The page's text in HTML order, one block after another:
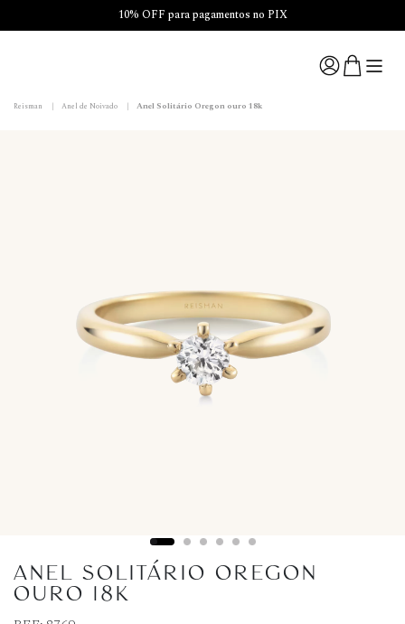
10% OFF para pagamentos no PIX
Reisman | Anel de Noivado | Anel Solitário Oregon ouro 18k
ANEL SOLITÁRIO OREGON
OURO 18K